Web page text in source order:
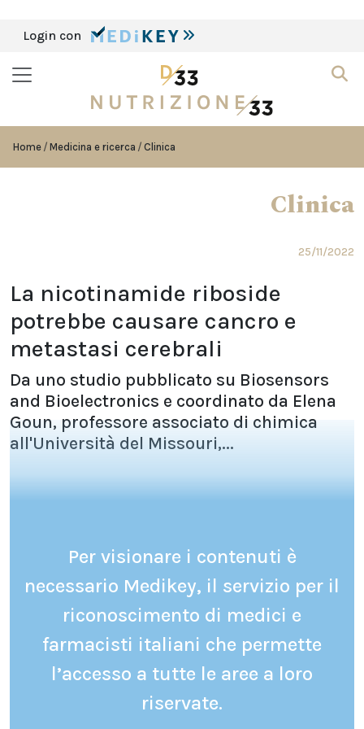
Login con
Home Medicina e ricerca Clinica
Clinica
25/11/2022
La nicotinamide riboside
potrebbe causare cancro e
metastasi cerebrali
Da uno studio pubblicato su Biosensors
and Bioelectronics e coordinato da Elena
Goun, professore associato di chimica
all'Università del Missouri,...
Per visionare i contenuti è
necessario Medikey, il servizio per il
riconoscimento di medici e
farmacisti italiani che permette
l’accesso a tutte le aree a loro
riservate.